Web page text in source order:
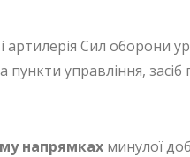
артилерія Сил оборони
управління, засіб
напрямках минулої